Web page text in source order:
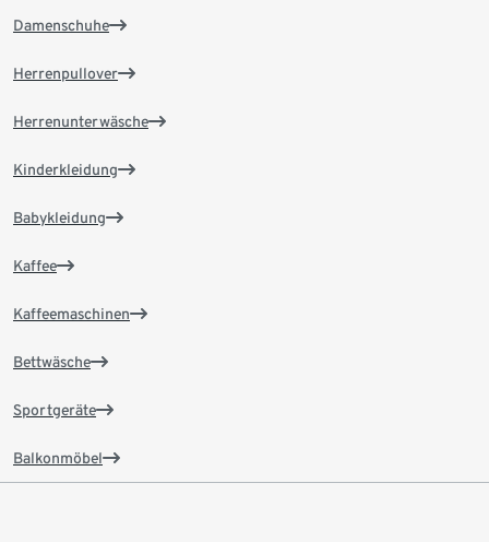
Damenschuhe
Herrenpullover
Herrenunterwäsche
Kinderkleidung
Babykleidung
Kaffee
Kaffeemaschinen
Bettwäsche
Sportgeräte
Balkonmöbel